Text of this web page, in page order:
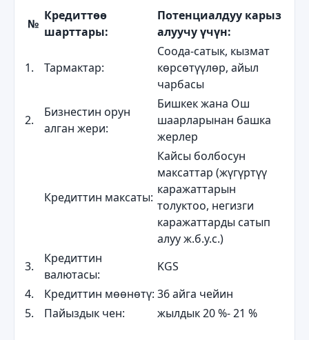
№
Кредиттөө
шарттары:
Потенциалдуу карыз
алуучу үчүн:
1. Тармактар:
Соода-сатык, кызмат
көрсөтүүлөр, айыл
чарбасы
2.
Бизнестин орун
алган жери:
Бишкек жана Ош
шаарларынан башка
жерлер
Кредиттин максаты:
Кайсы болбосун
максаттар (жүгүртүү
каражаттарын
толуктоо, негизги
каражаттарды сатып
алуу ж.б.у.с.)
3.
Кредиттин
валютасы:
KGS
4.
Кредиттин мөөнөтү: 36 айга чейин
5.
Пайыздык чен: жылдык 20 %- 21 %